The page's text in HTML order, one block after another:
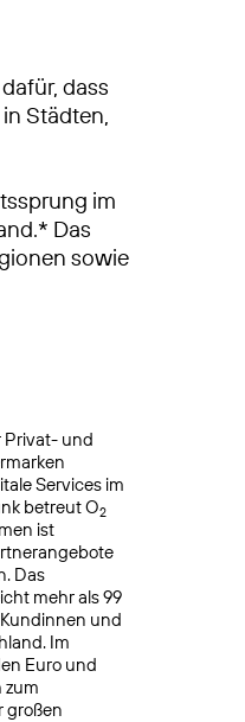
dass
Städten,
im
Das
sowie
Privat- und
Services im
betreut O2
ist
Das
mehr als 99
und
Im
Euro und
zum
großen